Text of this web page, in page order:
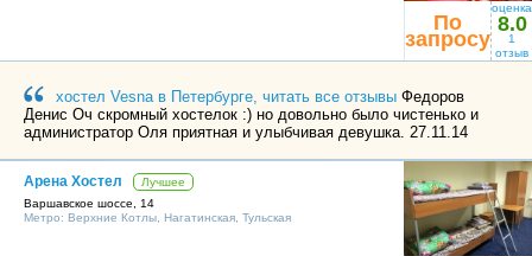
По
запросу
оценка
8.0
1
отзыв
хостел Vesna в Петербурге, читать все отзывы Федоров
Денис Оч скромный хостелок :) но довольно было чистенько и
администратор Оля приятная и улыбчивая девушка. 27.11.14
Арена Хостел
Лучшее
Варшавское шоссе, 14
Метро: Верхние Котлы Нагатинская Тульская